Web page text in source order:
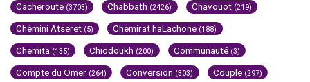
Cacheroute (3703) Chabbath (2426) Chavouot (219)
Chémini Atseret (5) Chemirat haLachone (188)
Chemita (135) Chiddoukh (200) Communauté (3)
Compte du Omer (264) Conversion (303) Couple (297)